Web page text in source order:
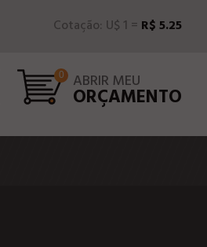
Cotação: U$ 1 = R$ 5.25
0 ABRIR MEU
ORÇAMENTO